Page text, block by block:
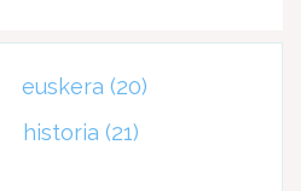
euskera (20)
historia (21)